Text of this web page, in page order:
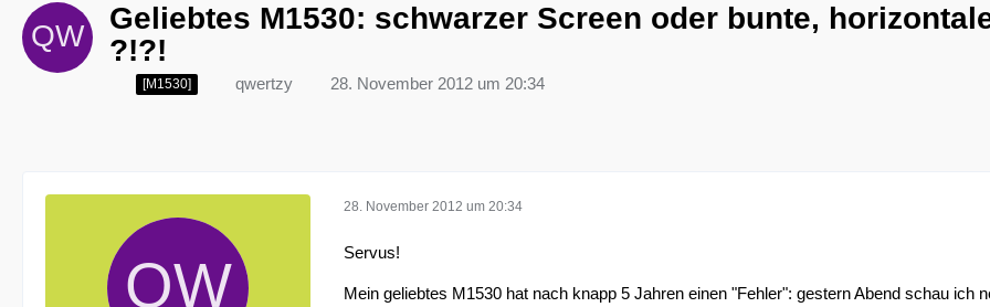
Geliebtes M1530: schwarzer Screen oder bunte,
?!?!
[M1530] qwertzy 28. November 2012 um 20:34
28. November 2012 um 20:34
Servus!
Mein geliebtes M1530 hat nach knapp 5 Jahren einen "Fehler": gestern Abend schau